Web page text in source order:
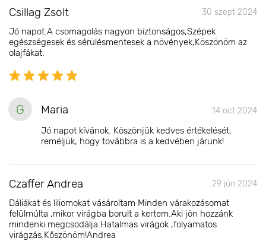
Csillag Zsolt 30 szept 2024
Jó napot.A csomagolás nagyon biztonságos,Szépek
egészségesek és sérülésmentesek a növények,Köszönöm az
olajfákat.
G Maria 14 oct 2024
Jó napot kívánok. Köszönjük kedves értékelését,
reméljük, hogy továbbra is a kedvében járunk!
Czaffer Andrea 29 jún 2024
Dáliákat és liliomokat vásároltam Minden várakozásomat
felülmúlta ,mikor virágba borult a kertem.Aki jön hozzánk
mindenki megcsodálja.Hatalmas virágok ,folyamatos
virágzás.Kőszönöm!Andrea